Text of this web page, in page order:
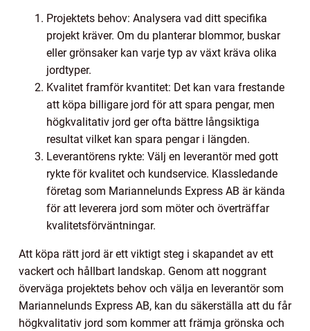
Projektets behov: Analysera vad ditt specifika
projekt kräver. Om du planterar blommor, buskar
eller grönsaker kan varje typ av växt kräva olika
jordtyper.
Kvalitet framför kvantitet: Det kan vara frestande
att köpa billigare jord för att spara pengar, men
högkvalitativ jord ger ofta bättre långsiktiga
resultat vilket kan spara pengar i längden.
Leverantörens rykte: Välj en leverantör med gott
rykte för kvalitet och kundservice. Klassledande
företag som Mariannelunds Express AB är kända
för att leverera jord som möter och överträffar
kvalitetsförväntningar.
Att köpa rätt jord är ett viktigt steg i skapandet av ett
vackert och hållbart landskap. Genom att noggrant
överväga projektets behov och välja en leverantör som
Mariannelunds Express AB, kan du säkerställa att du får
högkvalitativ jord som kommer att främja grönska och